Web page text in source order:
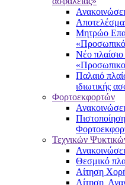
Μητρώο
«Προσωπικό
Νέο πλαίσιο
Παλαιό
ιδιωτικής
Φορτοεκφορτών
Τεχνικών
Θεσμικό
Αίτηση
Αίτηση